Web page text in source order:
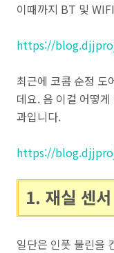
이때까지 BT 및
https://
최근에 코콤 순정 도
데요. 음 이걸 어떻
과입니다.
https://
1. 재실 센
일단은 인풋 불린을